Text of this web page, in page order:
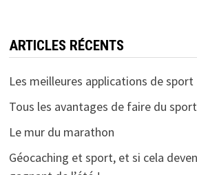
ARTICLES RÉCENTS
Les meilleures applications de sport
Tous les avantages de faire du
Le mur du marathon
Géocaching et sport, et si cela